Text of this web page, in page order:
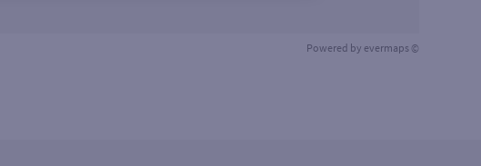
Powered by evermaps ©